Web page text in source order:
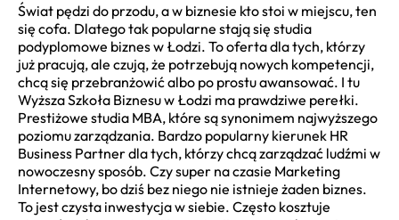
Świat pędzi do przodu, a w biznesie kto stoi w miejscu, ten
się cofa. Dlatego tak popularne stają się studia
podyplomowe biznes w Łodzi. To oferta dla tych, którzy
już pracują, ale czują, że potrzebują nowych kompetencji,
chcą się przebranżowić albo po prostu awansować. I tu
Wyższa Szkoła Biznesu w Łodzi ma prawdziwe perełki.
Prestiżowe studia MBA, które są synonimem najwyższego
poziomu zarządzania. Bardzo popularny kierunek HR
Business Partner dla tych, którzy chcą zarządzać ludźmi w
nowoczesny sposób. Czy super na czasie Marketing
Internetowy, bo dziś bez niego nie istnieje żaden biznes.
To jest czysta inwestycja w siebie. Często kosztuje